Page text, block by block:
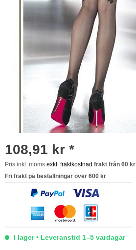
108,91 kr *
Pris inkl. moms exkl. fraktkostnad frakt från 60 kr
Fri frakt på beställningar över 600 kr
I lager • Leveranstid 1–5 vardagar